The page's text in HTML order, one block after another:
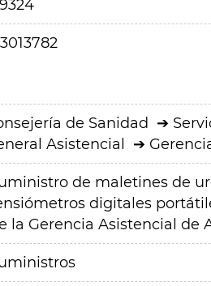
de Sanidad
Asistencial
de maletines de
digitales
la Gerencia Asistencial de